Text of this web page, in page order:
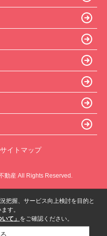
サイトマップ
動産 All Rights Reserved.
把握、サービス向上検討を目的と
す。
て」 をご確認ください。